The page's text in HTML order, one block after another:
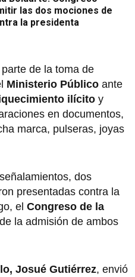
las dos mociones de
la presidenta
de la toma de
Ministerio Público ante
ilícito y
en documentos,
marca, pulseras, joyas
dos
presentadas contra la
el Congreso de la
la admisión de ambos
Josué Gutiérrez, envió